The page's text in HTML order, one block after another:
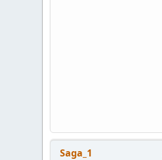
Saga_1